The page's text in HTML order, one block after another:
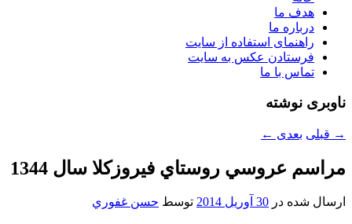
هدف ما
درباره ما
راهنمای استفاده از سایت
فرستادن عکس به سایت
تماس با ما
ناوبری نوشته
→ قبلی بعدی ←
مراسم عروسي روستاي فيروزکلا سال 1344
ارسال شده در 30 آوریل 2014 توسط حسن غفوري